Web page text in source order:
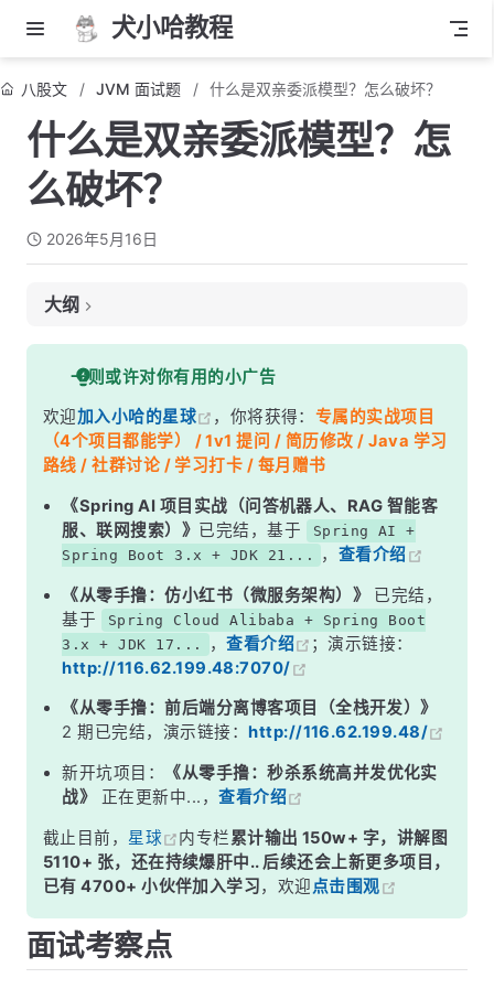
犬小哈教程
八股文 JVM 面试题 什么是双亲委派模型？怎么破坏？
什么是双亲委派模型？怎
么破坏？
2026年5月16日
大纲
面试考察点
核心答案
深度解析
一、双亲委派的工作流程
二、为什么要用双亲委派？
三、怎么破坏双亲委派模型？
常见面试变体
记忆口诀
一则或许对你有用的小广告
欢迎加入小哈的星球 ，你将获得： 专属的实战项目
（4个项目都能学） / 1v1 提问 / 简历修改 / Java 学习
路线 / 社群讨论 / 学习打卡 / 每月赠书
《Spring AI 项目实战（问答机器人、RAG 智能客
服、联网搜索）》 已完结，基于
Spring AI +
Spring Boot 3.x + JDK 21...
， 查看介绍
《从零手撸：仿小红书（微服务架构）》
已完结，
基于
Spring Cloud Alibaba + Spring Boot
3.x + JDK 17...
，查看介绍
；演示链接：
http://116.62.199.48:7070/
《从零手撸：前后端分离博客项目（全栈开发）》
2 期已完结，演示链接： http://116.62.199.48/
新开坑项目：
《从零手撸：秒杀系统高并发优化实
战》
正在更新中...，查看介绍
截止目前， 星球 内专栏累计输出 150w+ 字，讲解图
5110+ 张，还在持续爆肝中.. 后续还会上新更多项目，
已有 4700+ 小伙伴加入学习，欢迎点击围观
面试考察点